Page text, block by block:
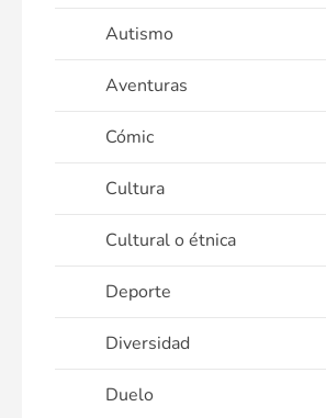
Autismo
Aventuras
Cómic
Cultura
Cultural o étnica
Deporte
Diversidad
Duelo